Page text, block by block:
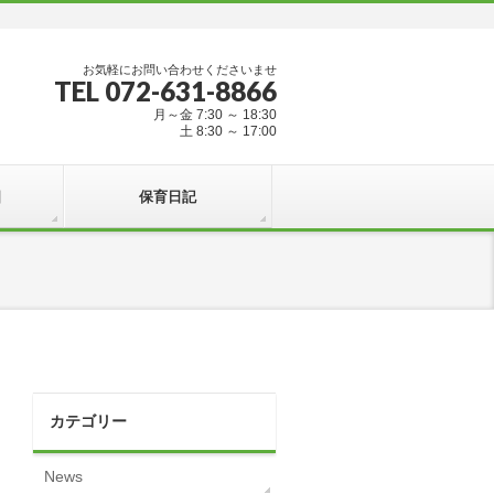
お気軽にお問い合わせくださいませ
TEL 072-631-8866
月～金 7:30 ～ 18:30
土 8:30 ～ 17:00
保育日記
カテゴリー
News